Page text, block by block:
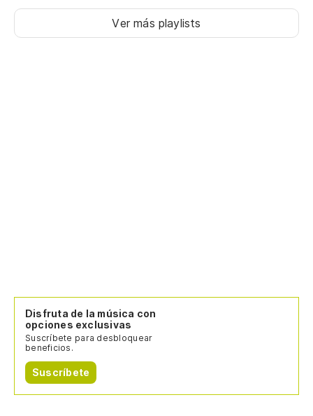
Ver más playlists
Disfruta de la música con
opciones exclusivas
Suscríbete para desbloquear
beneficios.
Suscríbete